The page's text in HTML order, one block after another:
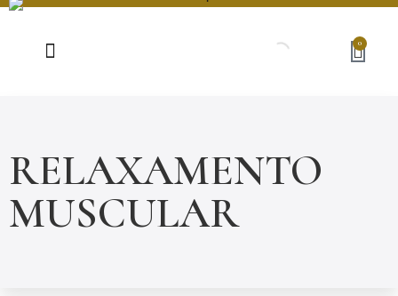
0
RELAXAMENTO
MUSCULAR